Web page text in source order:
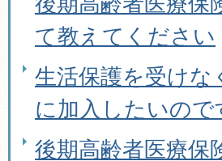
て教えてください
生活保護を受けな
に加入したいので
後期高齢者医療保